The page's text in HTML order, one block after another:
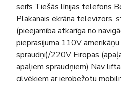
seifs Tiešās līnijas telefons
Plakanais ekrāna televizors,
(pieejamība atkarīga no
pieprasījuma 110V
spraudņi)/220V Eiropas
apaļiem spraudņiem) Nav
cilvēkiem ar ierobežotu